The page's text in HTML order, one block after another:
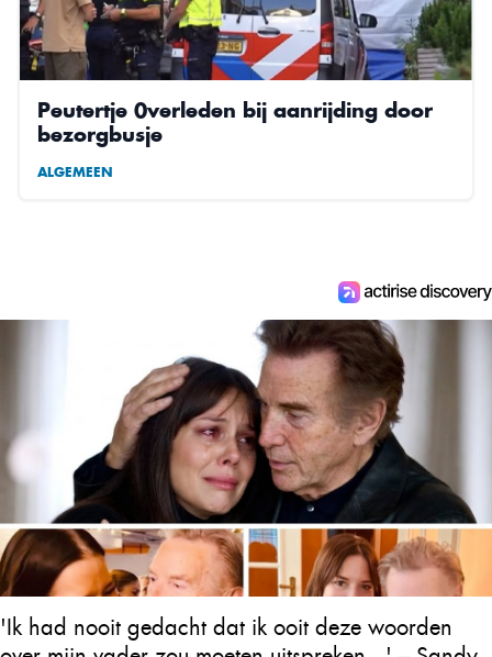
Peutertje 0verleden bij aanrijding door
bezorgbusje
ALGEMEEN
'Ik had nooit gedacht dat ik ooit deze woorden